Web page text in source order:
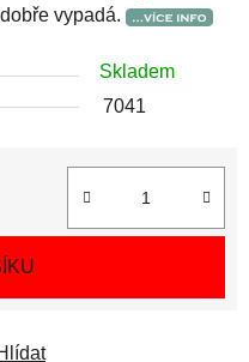
vypadá.
Skladem
7041